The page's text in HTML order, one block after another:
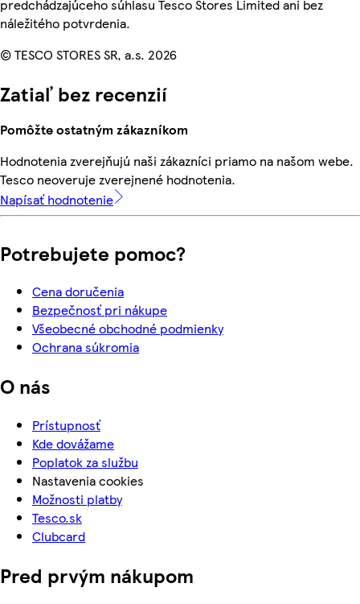
predchádzajúceho súhlasu Tesco Stores Limited ani bez
náležitého potvrdenia.
© TESCO STORES SR, a.s. 2026
Zatiaľ bez recenzií
Pomôžte ostatným zákazníkom
Hodnotenia zverejňujú naši zákazníci priamo na našom webe.
Tesco neoveruje zverejnené hodnotenia.
Napísať hodnotenie
Potrebujete pomoc?
Cena doručenia
Bezpečnosť pri nákupe
Všeobecné obchodné podmienky
Ochrana súkromia
O nás
Prístupnosť
Kde dovážame
Poplatok za službu
Nastavenia cookies
Možnosti platby
Tesco.sk
Clubcard
Pred prvým nákupom